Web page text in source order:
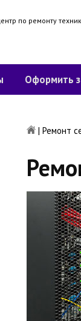
по ремонту
Оформить
| Ремонт